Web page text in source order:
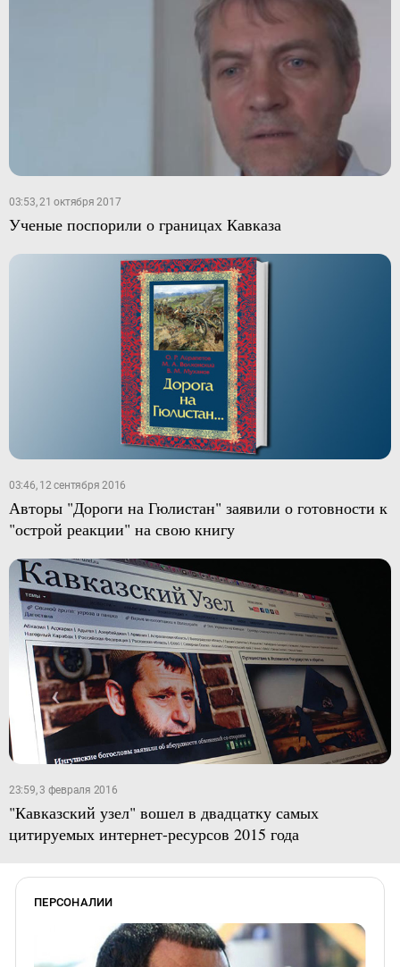
03:53, 21 октября 2017
Ученые поспорили о границах Кавказа
03:46, 12 сентября 2016
Авторы "Дороги на Гюлистан" заявили о готовности к
"острой реакции" на свою книгу
23:59, 3 февраля 2016
"Кавказский узел" вошел в двадцатку самых
цитируемых интернет-ресурсов 2015 года
ПЕРСОНАЛИИ